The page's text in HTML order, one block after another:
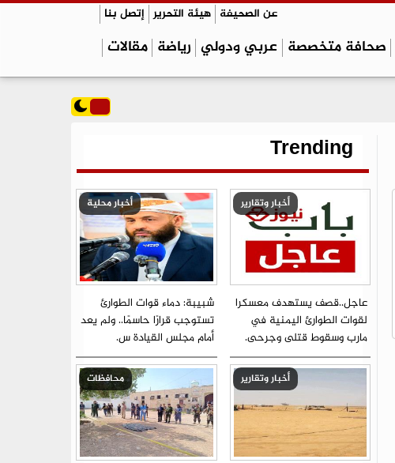
عن الصحيفة هيئة التحرير إتصل بنا
صحافة متخصصة عربي ودولي رياضة مقالات
Trending
أخبار وتقارير
عاجل..قصف يستهدف معسكرا
لقوات الطوارئ اليمنية في
مارب وسقوط قتلى وجرحى.
أخبار محلية
شبيبة: دماء قوات الطوارئ
تستوجب قرارًا حاسمًا.. ولم يعد
أمام مجلس القيادة س.
أخبار وتقارير محافظات